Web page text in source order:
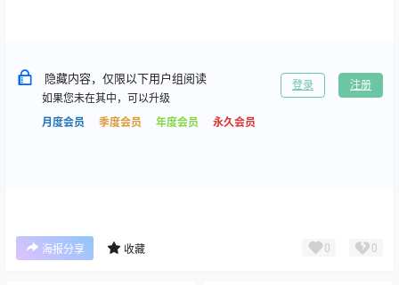
隐藏内容，仅限以下用户组阅读
如果您未在其中，可以升级
月度会员
季度会员 年度会员 永久会员
登录 注册
海报分享 收藏 0 0